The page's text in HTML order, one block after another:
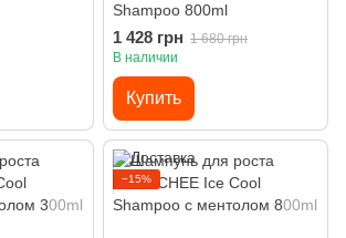
Shampoo 800ml
1 428 грн 1 680 грн
В наличии
Купить
−15%